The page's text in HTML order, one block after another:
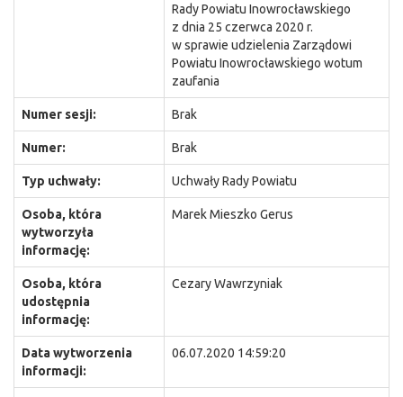
Rady Powiatu Inowrocławskiego
z dnia 25 czerwca 2020 r.
w sprawie udzielenia Zarządowi
Powiatu Inowrocławskiego wotum
zaufania
Numer sesji: Brak
Numer: Brak
Typ uchwały: Uchwały Rady Powiatu
Osoba, która
wytworzyła
informację:
Marek Mieszko Gerus
Osoba, która
udostępnia
informację:
Cezary Wawrzyniak
Data wytworzenia
informacji:
06.07.2020 14:59:20